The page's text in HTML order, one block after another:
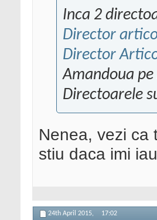
Inca 2
Director
Director
Amandoua
Directoarele
Nenea, vezi ca
stiu daca imi
24th April 2015, 17:02